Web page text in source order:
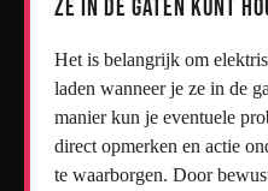
ze in de gaten kunt
Het is belangrijk om
laden wanneer je ze in de
manier kun je eventuele
direct opmerken en actie
te waarborgen. Door